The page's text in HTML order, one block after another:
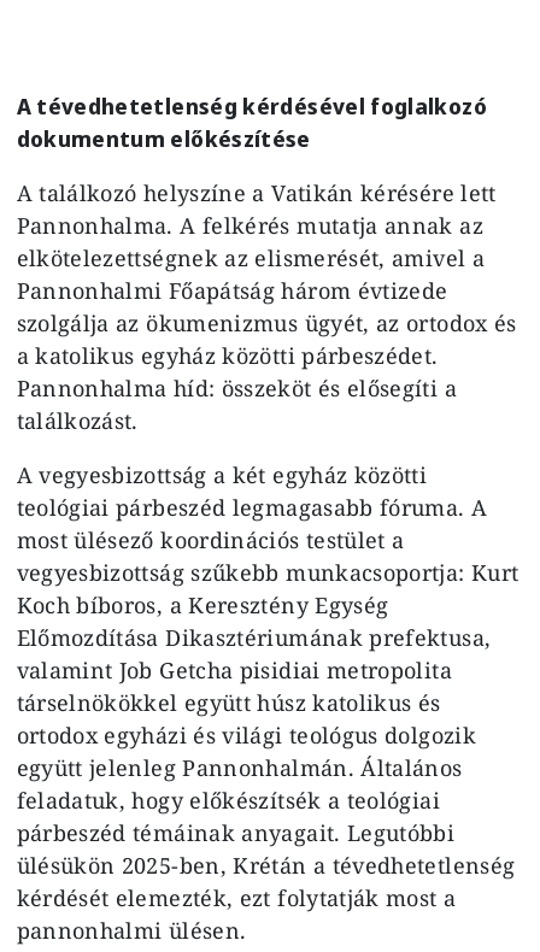
A tévedhetetlenség kérdésével foglalkozó
dokumentum előkészítése
A találkozó helyszíne a Vatikán kérésére lett
Pannonhalma. A felkérés mutatja annak az
elkötelezettségnek az elismerését, amivel a
Pannonhalmi Főapátság három évtizede
szolgálja az ökumenizmus ügyét, az ortodox és
a katolikus egyház közötti párbeszédet.
Pannonhalma híd: összeköt és elősegíti a
találkozást.
A vegyesbizottság a két egyház közötti
teológiai párbeszéd legmagasabb fóruma. A
most ülésező koordinációs testület a
vegyesbizottság szűkebb munkacsoportja: Kurt
Koch bíboros, a Keresztény Egység
Előmozdítása Dikasztériumának prefektusa,
valamint Job Getcha pisidiai metropolita
társelnökökkel együtt húsz katolikus és
ortodox egyházi és világi teológus dolgozik
együtt jelenleg Pannonhalmán. Általános
feladatuk, hogy előkészítsék a teológiai
párbeszéd témáinak anyagait. Legutóbbi
ülésükön 2025-ben, Krétán a tévedhetetlenség
kérdését elemezték, ezt folytatják most a
pannonhalmi ülésen.